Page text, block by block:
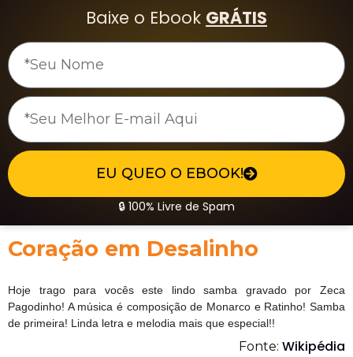
Baixe o Ebook GRÁTIS
EU QUEO O EBOOK!
🔒 100% Livre de Spam
Coração em Desalinho
Hoje trago para vocês este lindo samba gravado por Zeca
Pagodinho! A música é composição de Monarco e Ratinho! Samba
de primeira! Linda letra e melodia mais que especial!!
Fonte: Wikipédia